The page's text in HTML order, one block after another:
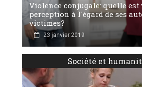
Violence conjugale: quelle est
perception à l'égard de ses
victimes?
23 janvier 2019
Société et